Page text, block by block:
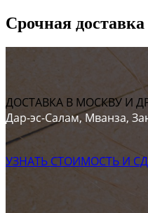
Срочная
ДОСТАВКА В МОСКВУ И
Дар-эс-Салам, Мванза,
УЗНАТЬ СТОИМОСТЬ И